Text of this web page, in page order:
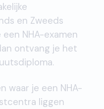
en Zweeds
NHA-examen
ontvang je het
waar je een NHA-
liggen